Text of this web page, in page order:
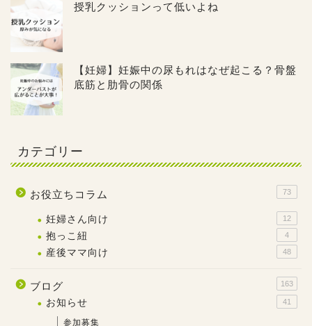
授乳クッションって低いよね
【妊婦】妊娠中の尿もれはなぜ起こる？骨盤
底筋と肋骨の関係
カテゴリー
お役立ちコラム 73
妊婦さん向け 12
抱っこ紐 4
産後ママ向け 48
ブログ 163
お知らせ 41
参加募集